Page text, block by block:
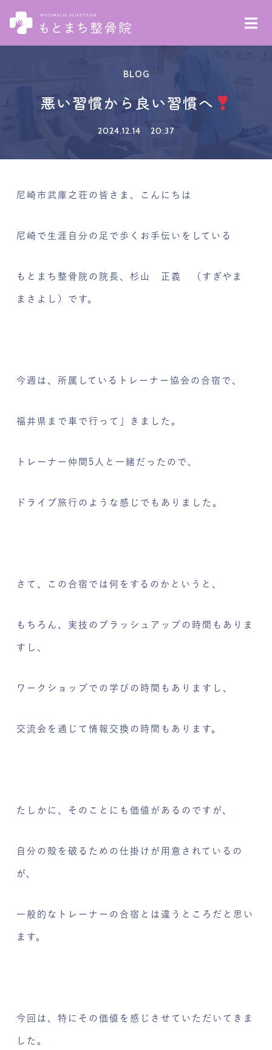
BLOG
悪い習慣から良い習慣へ
2024.12.14 20:37
尼崎市武庫之荘の皆さま、こんにちは
尼崎で生涯自分の足で歩くお手伝いをしている
もとまち整骨院の院長、杉山 正義 （すぎやま
まさよし）です。
今週は、所属しているトレーナー協会の合宿で、
福井県まで車で行って」きました。
トレーナー仲間5人と一緒だったので、
ドライブ旅行のような感じでもありました。
さて、この合宿では何をするのかというと、
もちろん、実技のブラッシュアップの時間もありま
すし、
ワークショップでの学びの時間もありますし、
交流会を通じて情報交換の時間もあります。
たしかに、そのことにも価値があるのですが、
自分の殻を破るための仕掛けが用意されているの
が、
一般的なトレーナーの合宿とは違うところだと思い
ます。
今回は、特にその価値を感じさせていただいてきま
した。